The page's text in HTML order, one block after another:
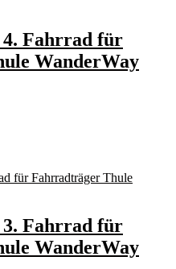
4. Fahrrad für
WanderWay
3. Fahrrad für
WanderWay